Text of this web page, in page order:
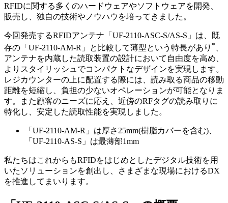
RFIDに関する多くのハードウェアやソフトウェアを開発、
販売し、独自の技術やノウハウを培ってきました。
今回発売するRFIDアンテナ「UF-2110-ASC-S/AS-S」は、既
存の「UF-2110-AM-R」と比較して薄型という特長があり *
アンテナを内蔵した読取装置の設計において自由度を高め、
よりスタイリッシュでコンパクトなデザインを実現します。
レジカウンターの上に配置する際には、読み取る商品の移動
距離を短縮し、負担の少ないオペレーションが可能となりま
す。また顧客のニーズに応え、近傍のRFタグの読み取りに
特化し、安定した読取性能を実現しました。
「UF-2110-AM-R」は厚さ25mm(樹脂カバーを含む)、
「UF-2110-AS-S」は最薄部1mm
私たちはこれからもRFIDをはじめとしたデジタル技術を用
いたソリューションを創出し、さまざまな現場におけるDX
を推進してまいります。